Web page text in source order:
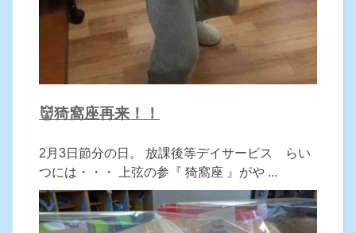
👹猗窩座再来！！
2月3日節分の日。 放課後等デイサービス らい
つには・・・ 上弦の参『 猗窩座 』がや ...